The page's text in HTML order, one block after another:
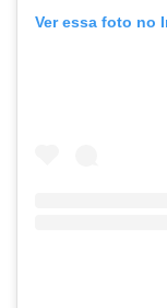
Ver essa foto no